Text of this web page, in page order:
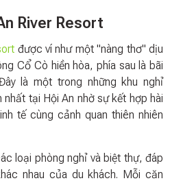
River Resort
được ví như một "nàng thơ" dịu
Cổ Cò hiền hòa, phía sau là bãi
là một trong những khu nghỉ
tại Hội An nhờ sự kết hợp hài
tế cùng cảnh quan thiên nhiên
loại phòng nghỉ và biệt thự, đáp
nhau của du khách. Mỗi căn